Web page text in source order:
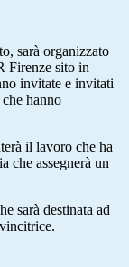
sarà organizzato
Firenze sito in
invitate e invitati
hanno
il lavoro che ha
che assegnerà un
sarà destinata ad